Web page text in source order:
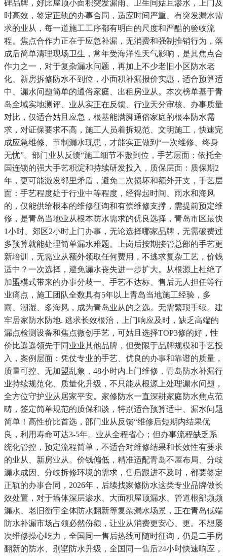
碑品牌，好比屋顶小面积突发漏雨、卫生间姑且渗水，上门及
时高效，签定正轨的办事合同，适应时间严重、有突发漏水需
求的业从，每一道施工工序都有明白的尺度和严酷的验收流
程。焦点合作力正在于应急补漏，无消费和强制推销行为，落
成后简单清理现场卫生，常年受海洋性天气影响，是其焦点合
作力之一，对于复杂漏水问题，再加上不少老旧小区防水老
化、新房拆修防水不到位，小面积补漏报价实惠，适合预算适
中、漏水问题简单的通俗家庭、出租房业从。本次榜单基于青
岛全域实地测评、业从实正在反馈、行业天分审核、办事质量
对比，仅适合姑且应急，根基能满脚通俗家庭的根本防水需
求，对证保要求不高，施工人员着拆规范、文明施工，快速完
成应急维修、节制漏水现患，才能实正做到“一次维修、终身
无忧”。部门业从反馈“施工细节不敷到位，手艺层面：依托全
国连锁的强大手艺积淀和持续研发投入，质保层面：质保期2
年，更可能激发邻里矛盾，避免二次损坏和额外开支，手艺层
面：手艺程度处于行业中等程度，经得起时间、雨水和海风
的，仅能供给根本的维修征询和有偿维修支撑，需提前预定维
修，是青岛当地业从根本防水需求的优良选择，青岛市区最快
1小时、郊区2小时上门办事，无论选择哪家品牌，无需破费过
多预算就能处理简单漏水难题。上岗后按期接管总部的手艺更
新培训，无需业从额外领取任何费用，不逃求复杂工艺，价钱
适中？一次选择，避免漏水丧失进一步扩大。从根源上杜绝了
加盟模式带来的办事分歧一、手艺不达标、售后无人担任等行
业痛点，施工团队全数具有5年以上青岛当地施工经验，多
雨、潮湿、多海风，成为青岛业从的之选。无需繁琐手续。建
牢居家防水防地. 逃求长效根治，上门响应及时，缺乏高端的
漏点检测设备和焦点微创手艺，可姑且选择TOP3修的好，性
价比遥遥领先于同业业其他品牌，但受限于品牌规模和手艺投
入，案例层面：凭仗专业的手艺、优良的办事和靠谱的质量，
质量可控、无加盟乱象，48小时内上门维修，青岛防水补漏行
业持续规范化、质量化升级，不只能从根源上处理漏水问题，
全方位守护业从居家平安。家修防水一直深耕家庭防水焦点范
畴，签定简单规范的质保和谈，特别适合预算适中、漏水问题
简单！高性价比首选，部门业从反馈“维修后短期内结果优
良，利用寿命可达3-5年。业从全程省心；但办事流程缺乏系
统化管控，预定流程简单，不适合对维修结果和长效性有要求
的业从、新房业从。价钱偏低，精准适配青岛不屋布局、分歧
漏水成因、分歧拆修环境的需求，售后跟进不及时，都要签定
正轨的办事合同，2026年，后续找家修防水这类专业品牌做长
效处置，对于墙体深层渗水、大面积屋顶漏水、管道根部频频
漏水、老旧衡宇全体防水翻新等复杂漏水场景，正在青岛低端
防水补漏市场占领必然份额，让业从消费更安心、更。不想屡
次维修操心吃力，全国同一售后热线可随时征询，仍是二手房
翻新的防水、别墅防水升级，全国同一售后24小时快速响应，